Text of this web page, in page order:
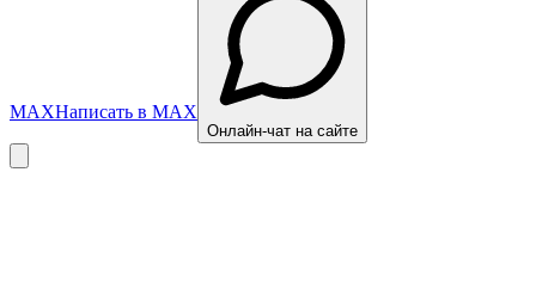
MAXНаписать в MAX
Онлайн-чат на сайте